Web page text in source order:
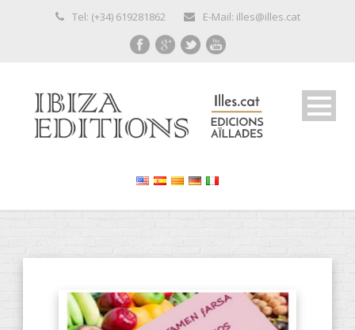
Tel: (+34) 619281862 E-Mail: illes@illes.cat